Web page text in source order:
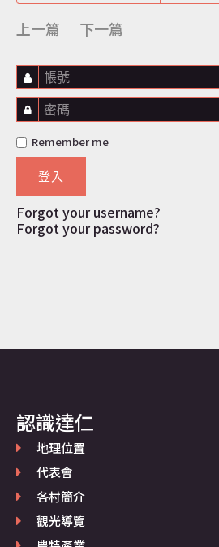
上一篇 下一篇
帳號
密碼
Remember me
登入
Forgot your username?
Forgot your password?
認識達仁
地理位置
代表會
各村簡介
觀光導覽